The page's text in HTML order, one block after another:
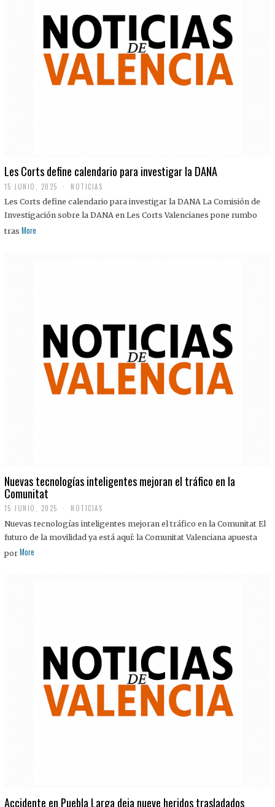
Les Corts define calendario para investigar la DANA
15 JUNIO, 2025 NOTICIAS
Les Corts define calendario para investigar la DANA La Comisión de
Investigación sobre la DANA en Les Corts Valencianes pone rumbo
tras More
Nuevas tecnologías inteligentes mejoran el tráfico en la
Comunitat
15 JUNIO, 2025 NOTICIAS
Nuevas tecnologías inteligentes mejoran el tráfico en la Comunitat El
futuro de la movilidad ya está aquí: la Comunitat Valenciana apuesta
por More
Accidente en Puebla Larga deja nueve heridos trasladados